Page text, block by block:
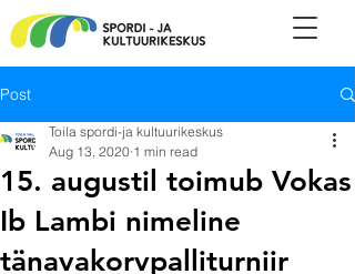
Post
15. augustil toimub Vokas
Ib Lambi nimeline
tänavakorvpalliturniir
Toila spordi-ja kultuurikeskus
Aug 13, 2020 1 min read